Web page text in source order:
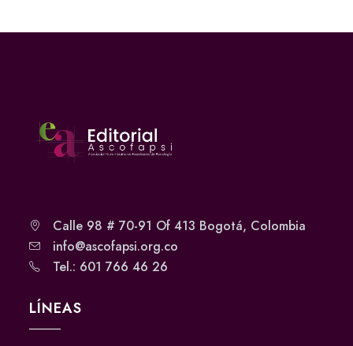
Calle 98 # 70-91 Of 413 Bogotá, Colombia
info@ascofapsi.org.co
Tel.: 601 766 46 26
LÍNEAS